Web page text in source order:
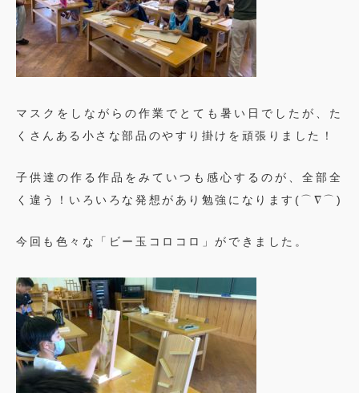
マスクをしながらの作業でとても暑い日でしたが、た
くさんある小さな部品のやすり掛けを頑張りました！
子供達の作る作品をみていつも感心するのが、全部全
く違う！いろいろな発想があり勉強になります(⌒∇⌒)
今回も色々な「ビー玉コロコロ」ができました。